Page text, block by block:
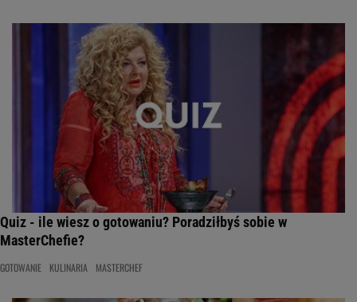
Quiz - ile wiesz o gotowaniu? Poradziłbyś sobie w
MasterChefie?
GOTOWANIE KULINARIA MASTERCHEF